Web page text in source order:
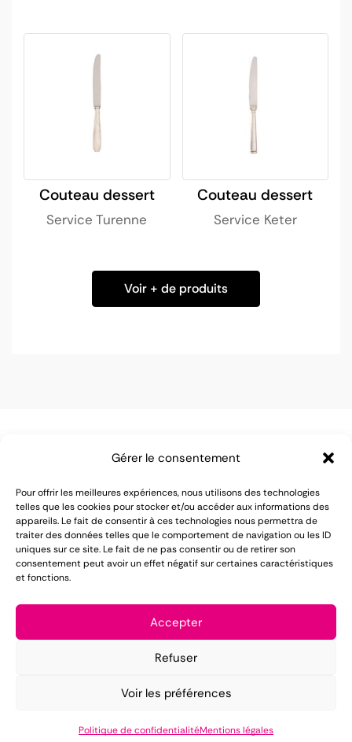
Gérer le consentement
Pour offrir les meilleures expériences, nous utilisons des technologies
telles que les cookies pour stocker et/ou accéder aux informations des
appareils. Le fait de consentir à ces technologies nous permettra de
traiter des données telles que le comportement de navigation ou les ID
uniques sur ce site. Le fait de ne pas consentir ou de retirer son
consentement peut avoir un effet négatif sur certaines caractéristiques
et fonctions.
Accepter
Refuser
Voir les préférences
Politique de confidentialitéMentions légales
Couteau dessert
Service Turenne
Couteau dessert
Service Keter
Voir + de produits
Catalogue CGV
LOMAREC met à votre disposition plus de 55 ans
d'expérience dans le domaine de la location de
matériel pour réception.
Conditions générales de vente
Copyright ©2025 LOMAREC – Design byPUSH IT UP